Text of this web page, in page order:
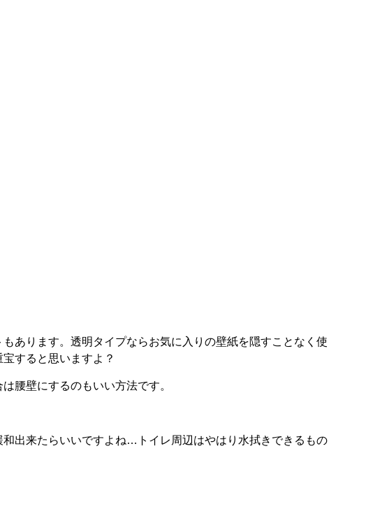
あります。透明タイプならお気に入りの壁紙を隠すことなく使
すると思いますよ？
腰壁にするのもいい方法です。
出来たらいいですよね…トイレ周辺はやはり水拭きできるもの